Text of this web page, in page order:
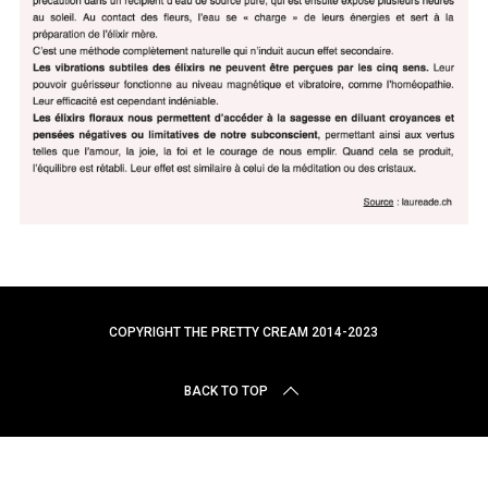
COPYRIGHT THE PRETTY CREAM 2014-2023
BACK TO TOP
r
c
h
f
o
r